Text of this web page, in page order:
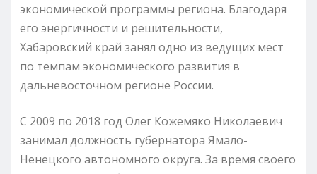
экономической программы региона. Благодаря
его энергичности и решительности,
Хабаровский край занял одно из ведущих мест
по темпам экономического развития в
дальневосточном регионе России.
С 2009 по 2018 год Олег Кожемяко Николаевич
занимал должность губернатора Ямало-
Ненецкого автономного округа. За время своего